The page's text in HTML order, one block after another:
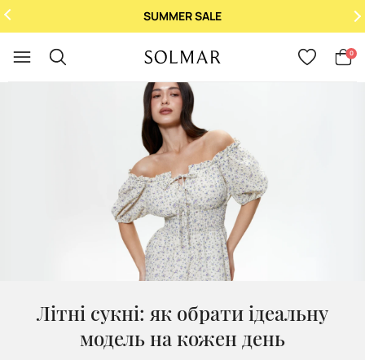
SALE При купівлі 2
0
Літні сукні: як обрати ідеальну
модель на кожен день